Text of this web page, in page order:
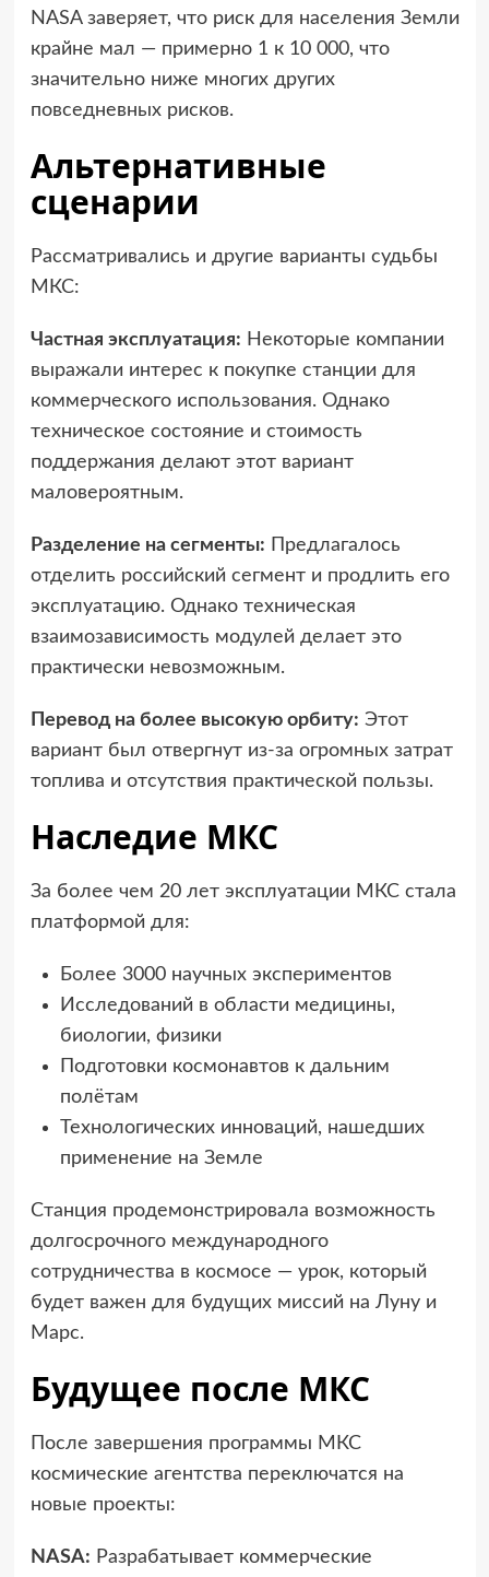
NASA заверяет, что риск для населения Земли
крайне мал — примерно 1 к 10 000, что
значительно ниже многих других
повседневных рисков.
Альтернативные
сценарии
Рассматривались и другие варианты судьбы
МКС:
Частная эксплуатация: Некоторые компании
выражали интерес к покупке станции для
коммерческого использования. Однако
техническое состояние и стоимость
поддержания делают этот вариант
маловероятным.
Разделение на сегменты: Предлагалось
отделить российский сегмент и продлить его
эксплуатацию. Однако техническая
взаимозависимость модулей делает это
практически невозможным.
Перевод на более высокую орбиту: Этот
вариант был отвергнут из-за огромных затрат
топлива и отсутствия практической пользы.
Наследие МКС
За более чем 20 лет эксплуатации МКС стала
платформой для:
Более 3000 научных экспериментов
Исследований в области медицины,
биологии, физики
Подготовки космонавтов к дальним
полётам
Технологических инноваций, нашедших
применение на Земле
Станция продемонстрировала возможность
долгосрочного международного
сотрудничества в космосе — урок, который
будет важен для будущих миссий на Луну и
Марс.
Будущее после МКС
После завершения программы МКС
космические агентства переключатся на
новые проекты:
NASA: Разрабатывает коммерческие